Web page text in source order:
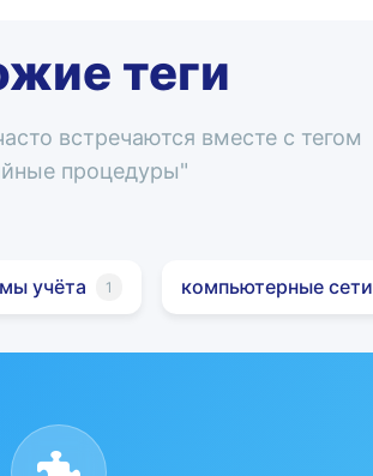
теги
встречаются вместе с тегом
процедуры"
учёта 1 компьютерные сети